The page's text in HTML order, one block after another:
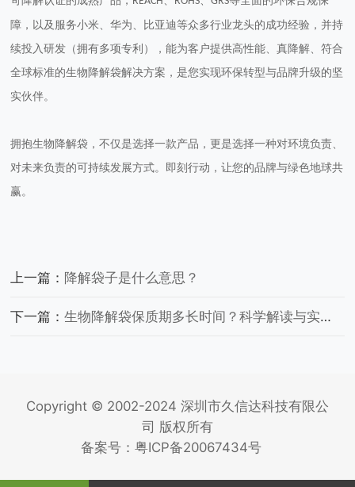
障，以及服务小米、华为、比亚迪等众多行业龙头的成功经验，并持
续投入研发（拥有多项专利），能为客户提供高性能、真降解、符合
全球标准的生物降解袋解决方案，是您实现环保转型与品牌升级的坚
实伙伴。
拥抱生物降解袋，不仅是选择一款产品，更是选择一种对环境负责、
对未来负责的可持续发展方式。即刻行动，让您的品牌与绿色地球共
赢。
上一篇： 降解袋子是什么意思？
下一篇：生物降解袋保质期多长时间？科学解读与实用指南
Copyright © 2002-2024 深圳市久信达科技有限公
司 版权所有
备案号： 粤ICP备20067434号